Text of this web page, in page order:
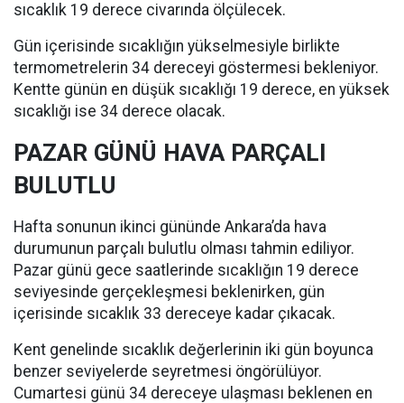
sıcaklık 19 derece civarında ölçülecek.
Gün içerisinde sıcaklığın yükselmesiyle birlikte
termometrelerin 34 dereceyi göstermesi bekleniyor.
Kentte günün en düşük sıcaklığı 19 derece, en yüksek
sıcaklığı ise 34 derece olacak.
PAZAR GÜNÜ HAVA PARÇALI
BULUTLU
Hafta sonunun ikinci gününde Ankara’da hava
durumunun parçalı bulutlu olması tahmin ediliyor.
Pazar günü gece saatlerinde sıcaklığın 19 derece
seviyesinde gerçekleşmesi beklenirken, gün
içerisinde sıcaklık 33 dereceye kadar çıkacak.
Kent genelinde sıcaklık değerlerinin iki gün boyunca
benzer seviyelerde seyretmesi öngörülüyor.
Cumartesi günü 34 dereceye ulaşması beklenen en